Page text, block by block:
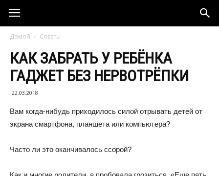
Домой Советы
КАК ЗАБРАТЬ У РЕБЁНКА
ГАДЖЕТ БЕЗ НЕРВОТРЁПКИ
22.03.2018
Вам когда-нибудь приходилось силой отрывать детей от
экрана смартфона, планшета или компьютера?
Часто ли это оканчивалось ссорой?